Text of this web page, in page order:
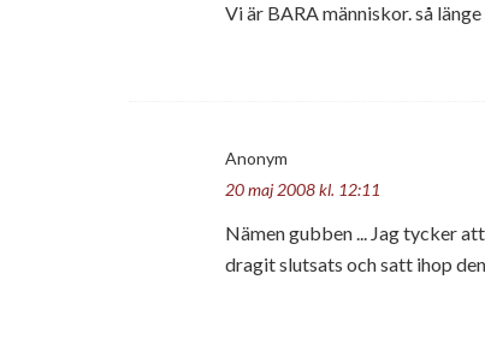
Vi är BARA människor. så
Anonym
20 maj 2008 kl. 12:11
Nämen gubben ... Jag tycker
dragit slutsats och satt ihop